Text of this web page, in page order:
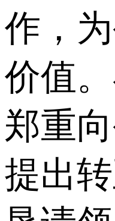
作，
价值
郑重
提出